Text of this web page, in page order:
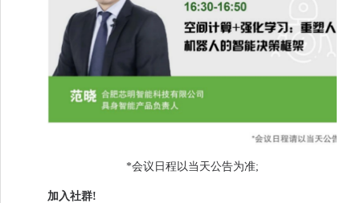
*会议日程以当天公告为准;
加入社群!